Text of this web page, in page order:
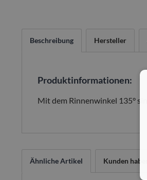
Beschreibung Hersteller
Produktinformationen:
Mit dem Rinnenwinkel 135°
Ähnliche Artikel Kunden